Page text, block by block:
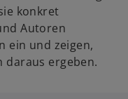
konkret
Autoren
ein und zeigen,
daraus ergeben.